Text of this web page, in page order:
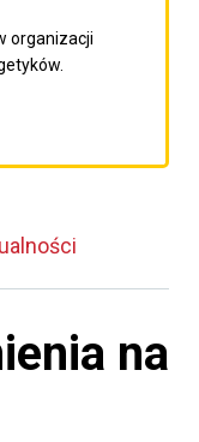
organizacji
do następnego
na